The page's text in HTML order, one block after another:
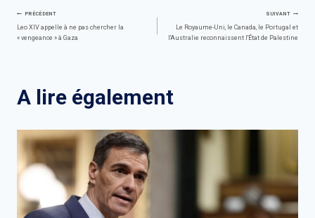
Navigation
PRÉCÉDENT
Leo XIV appelle à ne pas chercher la
« vengeance » à Gaza
SUIVANT
Le Royaume-Uni, le Canada, le Portugal et
l'Australie reconnaissent l'État de Palestine
A lire également